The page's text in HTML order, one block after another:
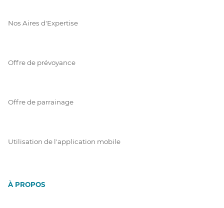
Nos Aires d'Expertise
Offre de prévoyance
Offre de parrainage
Utilisation de l'application mobile
À PROPOS